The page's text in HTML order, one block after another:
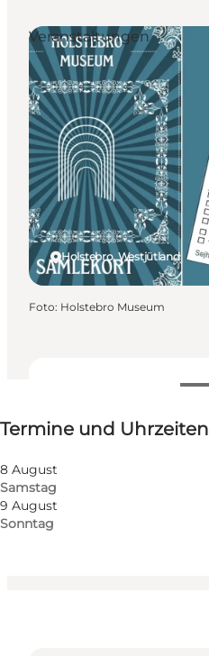
Termine und Uhrzeiten
Termine und Uhrzeiten
8 August
Samstag
9 August
Sonntag
Kostenlos
Holstebro, Westjütland
Veranstaltungen
Foto: Holstebro Museum